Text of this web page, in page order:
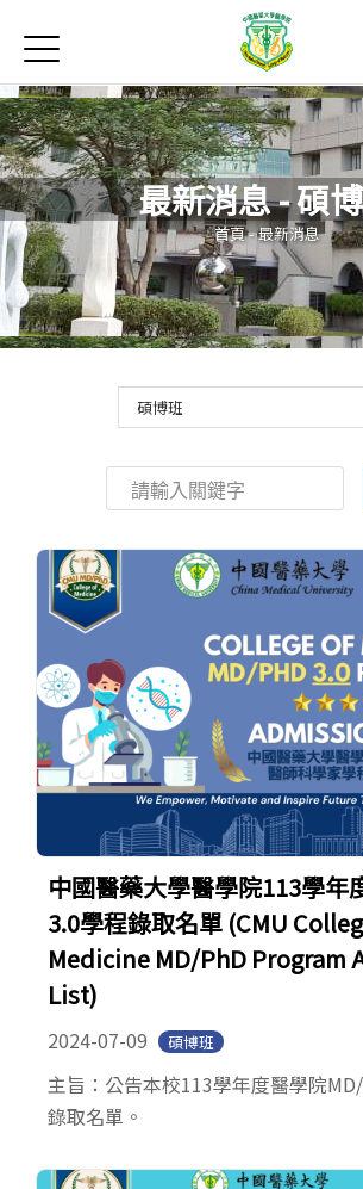
最新消息
Open submenu (關於本院)
關於本院
Open submenu (學院成員)
學院成員
學術單位
Open submenu (國際交流)
國際交流
雙語計畫(link is external)
Jump to Navigation
Jump to Main content
最新消息 - 碩
您在這裡
首頁-最新消息
中國醫藥大學醫學院113學年
3.0學程錄取名單 (CMU
Medicine MD/PhD Program
List)
2024-07-09 碩博班
主旨：公告本校113學年度醫學院
錄取名單。